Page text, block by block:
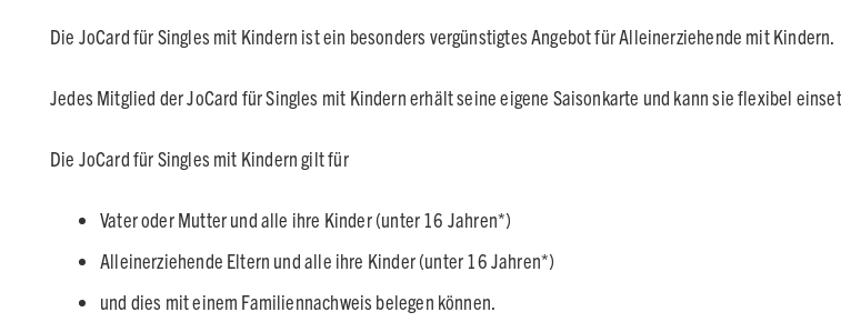
Die JoCard für Singles mit Kindern ist ein besonders vergünstigtes Angebot für Alleinerziehende mit Kindern.
Jedes Mitglied der JoCard für Singles mit Kindern erhält seine eigene Saisonkarte und kann sie flexibel
Die JoCard für Singles mit Kindern gilt für
Vater oder Mutter und alle ihre Kinder (unter 16 Jahren*)
Alleinerziehende Eltern und alle ihre Kinder (unter 16 Jahren*)
und dies mit einem Familiennachweis belegen können.